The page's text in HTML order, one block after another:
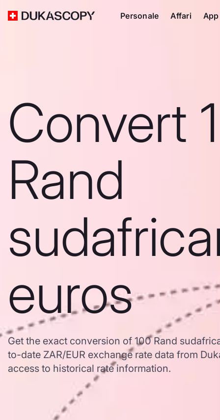
Personale Affari
Convert
Rand
euros
Get the exact conversion of 100 Rand
to-date ZAR/EUR exchange rate data from
access to historical rate information.